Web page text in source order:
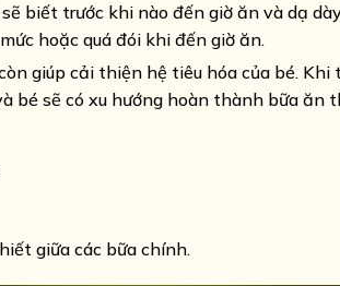
biết trước khi nào đến giờ ăn và dạ
hoặc quá đói khi đến giờ ăn.
giúp cải thiện hệ tiêu hóa của bé.
bé sẽ có xu hướng hoàn thành bữa ăn
giữa các bữa chính.